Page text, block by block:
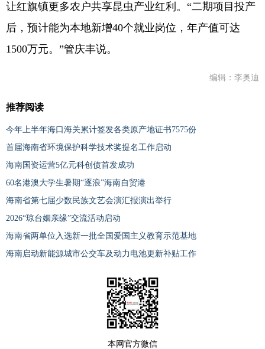
让红旗镇更多农户共享昆虫产业红利。“二期项目投产
后，预计能为本地新增40个就业岗位，年产值可达
1500万元。”管庆丰说。
编辑：李奥迪
推荐阅读
今年上半年海口海关累计签发各类原产地证书7575份
首届海南省环境保护科学技术奖提名工作启动
海南国资运营5亿元科创债首发成功
60名港澳大学生暑期“逐浪”海南自贸港
海南省第七届少数民族文艺会演汇报演出举行
2026“琼台姻亲缘”交流活动启动
海南省两单位入选新一批全国爱国主义教育示范基地
海南启动新能源城市公交车及动力电池更新补贴工作
本网官方微信